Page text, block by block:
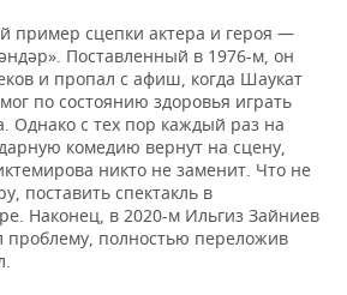
пример сцепки актера и героя —
Поставленный в 1976-м, он
и пропал с афиш, когда Шаукат
по состоянию здоровья играть
Однако с тех пор каждый раз на
комедию вернут на сцену,
никто не заменит. Что не
поставить спектакль в
Наконец, в 2020-м Ильгиз Зайниев
полностью переложив